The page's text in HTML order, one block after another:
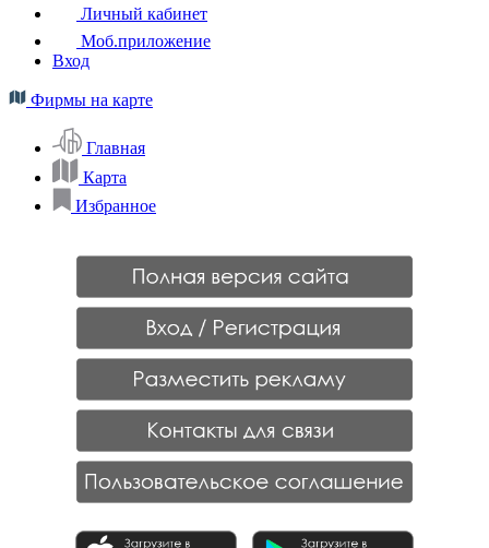
Личный кабинет
Моб.приложение
Вход
Фирмы на карте
Главная
Карта
Избранное